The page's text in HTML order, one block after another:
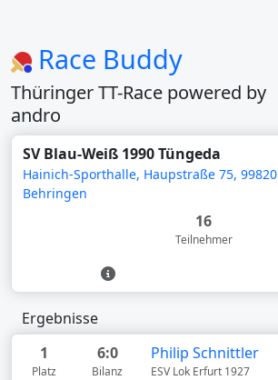
Race Buddy
Thüringer TT-Race powered by
andro
SV Blau-Weiß 1990 Tüngeda
Hainich-Sporthalle, Haupstraße 75, 99820
Behringen
16
Teilnehmer
Ergebnisse
1
Platz
6:0
Bilanz
Philip Schnittler
ESV Lok Erfurt 1927